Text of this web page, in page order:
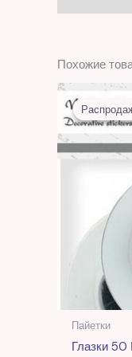
Похожие
Пайетки
Глазки